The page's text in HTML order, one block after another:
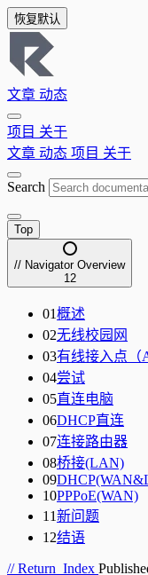
恢复默认
文章 动态
项目 关于
文章 动态 项目 关于
Search
Top
// NavigatorOverview
12
01概述
02无线校园网
03有线接入点（
04尝试
05直连电脑
06DHCP直连
07连接路由器
08桥接(LAN)
09
10PPPoE(WAN)
11新问题
12结语
// Return_Index